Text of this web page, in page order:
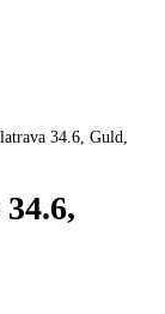
34.6, Guld,